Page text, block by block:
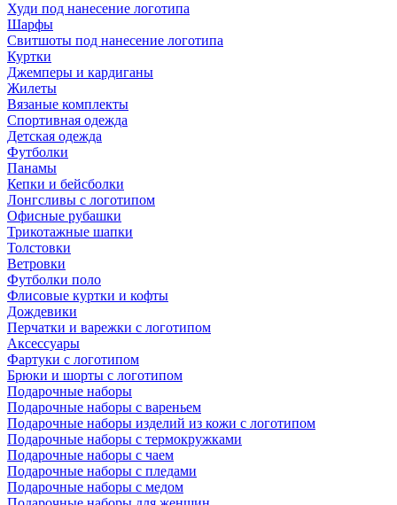
Худи под нанесение логотипа
Шарфы
Свитшоты под нанесение логотипа
Куртки
Джемперы и кардиганы
Жилеты
Вязаные комплекты
Спортивная одежда
Детская одежда
Футболки
Панамы
Кепки и бейсболки
Лонгсливы с логотипом
Офисные рубашки
Трикотажные шапки
Толстовки
Ветровки
Футболки поло
Флисовые куртки и кофты
Дождевики
Перчатки и варежки с логотипом
Аксессуары
Фартуки с логотипом
Брюки и шорты с логотипом
Подарочные наборы
Подарочные наборы с вареньем
Подарочные наборы изделий из кожи с логотипом
Подарочные наборы с термокружками
Подарочные наборы с чаем
Подарочные наборы с пледами
Подарочные наборы с медом